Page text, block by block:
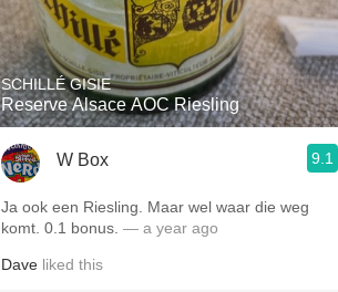
SCHILLÉ GISIE
Reserve Alsace AOC Riesling
W Box 9.1
Ja ook een Riesling. Maar wel waar die weg
komt. 0.1 bonus. — a year ago
Dave liked this